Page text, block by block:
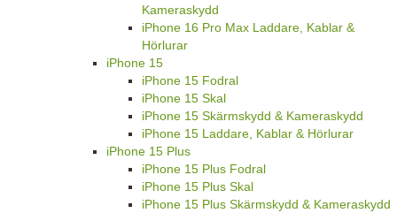
Kameraskydd
iPhone 16 Pro Max Laddare, Kablar &
Hörlurar
iPhone 15
iPhone 15 Fodral
iPhone 15 Skal
iPhone 15 Skärmskydd & Kameraskydd
iPhone 15 Laddare, Kablar & Hörlurar
iPhone 15 Plus
iPhone 15 Plus Fodral
iPhone 15 Plus Skal
iPhone 15 Plus Skärmskydd & Kameraskydd